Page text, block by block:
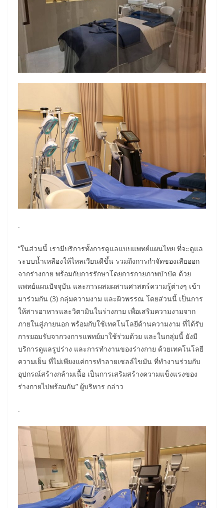
.
“ในส่วนนี้ เรามีบริการทั้งการดูแลแบบแพทย์แผนไทย ที่จะดูแล
ระบบน้ำเหลืองให้ไหลเวียนดีขึ้น รวมถึงการกำจัดของเสียออก
จากร่างกาย พร้อมกับการรักษาโดยการกายภาพบำบัด ด้วย
แพทย์แผนปัจจุบัน และการผสมผสานศาสตร์ความรู้ต่างๆ เข้า
มาร่วมกัน (3) กลุ่มความงาม และผิวพรรณ โดยส่วนนี้ เป็นการ
ให้สารอาหารและวิตามินในร่างกาย เพื่อเสริมความงามจาก
ภายในสู่ภายนอก พร้อมกับใช้เทคโนโลยีด้านความงาม ที่ได้รับ
การยอมรับจากวงการแพทย์มาใช้ร่วมด้วย และในกลุ่มนี้ ยังมี
บริการดูแลรูปร่าง และการทำงานของร่างกาย ด้วยเทคโนโลยี
ความเย็น ที่ไม่เพียงแค่การทำลายเซลล์ไขมัน ที่ทำงานร่วมกับ
อุปกรณ์สร้างกล้ามเนื้อ เป็นการเสริมสร้างความแข็งแรงของ
ร่างกายไปพร้อมกัน” ผู้บริหาร กล่าว
.